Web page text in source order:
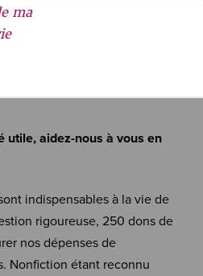
ma
utile, aidez-nous à vous en
indispensables à la vie de
rigoureuse, 250 dons de
nos dépenses de
Nonfiction étant reconnu